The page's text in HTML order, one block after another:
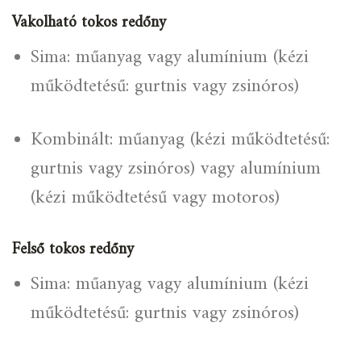
Vakolható tokos redőny
Sima: műanyag vagy alumínium (kézi
működtetésű: gurtnis vagy zsinóros)
Kombinált: műanyag (kézi működtetésű:
gurtnis vagy zsinóros) vagy alumínium
(kézi működtetésű vagy motoros)
Felső tokos redőny
Sima: műanyag vagy alumínium (kézi
működtetésű: gurtnis vagy zsinóros)